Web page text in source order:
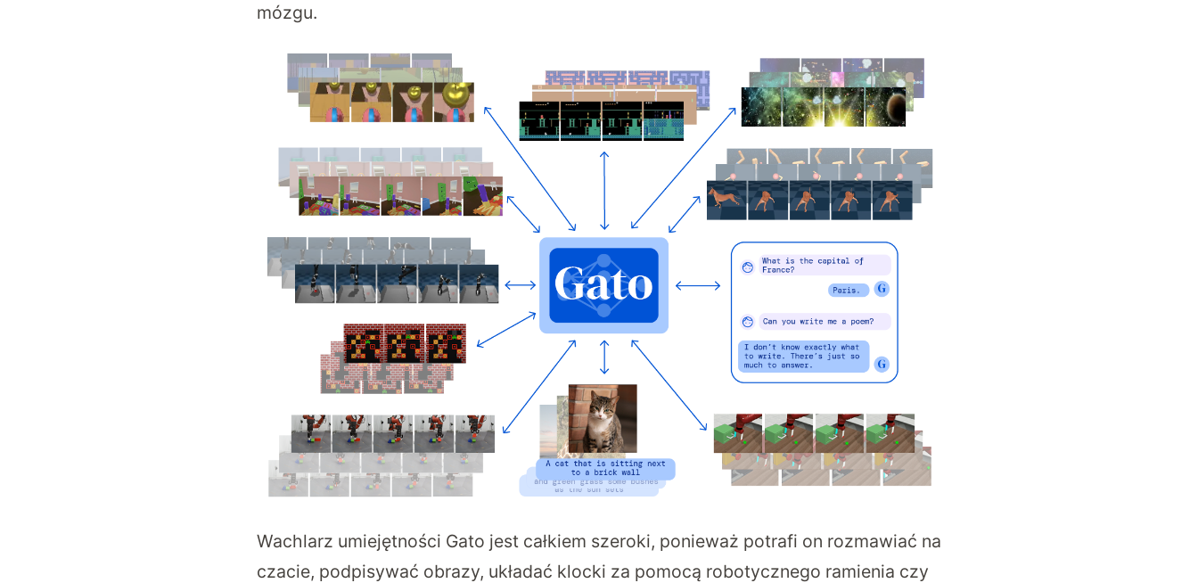
mózgu.
Wachlarz umiejętności Gato jest całkiem szeroki, ponieważ potrafi on rozmawiać na
czacie, podpisywać obrazy, układać klocki za pomocą robotycznego ramienia czy